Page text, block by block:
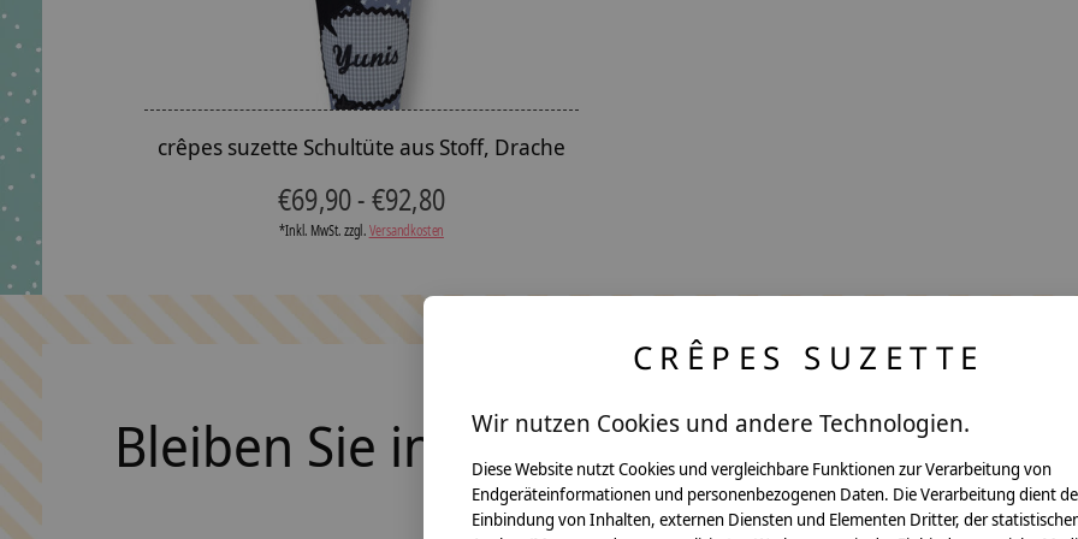
crêpes suzette Schultüte aus Stoff, Drache
€69,90 - €92,80
*Inkl. MwSt. zzgl.Versandkosten
Bleiben Sie in Kontakt
CRÊPES SUZETTE
Wir nutzen Cookies und andere Technologien.
Diese Website nutzt Cookies und vergleichbare Funktionen zur Verarbeitung von
Endgeräteinformationen und personenbezogenen Daten. Die Verarbeitung dient
Einbindung von Inhalten, externen Diensten und Elementen Dritter, der